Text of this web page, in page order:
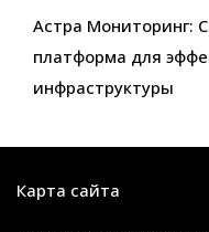
Астра Мониторинг:
платформа для
инфраструктуры
Карта сайта